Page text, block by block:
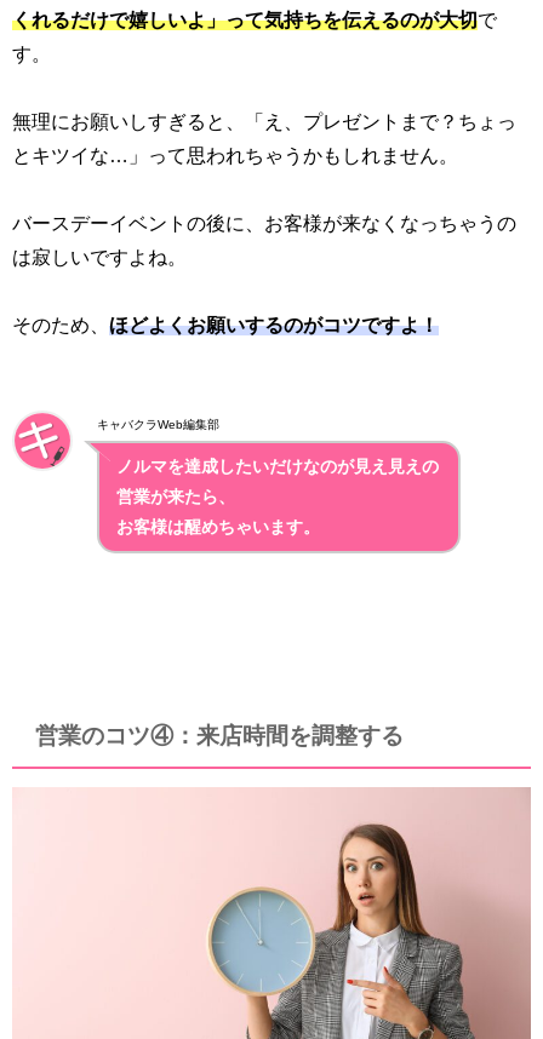
くれるだけで嬉しいよ」って気持ちを伝えるのが大切で
す。
無理にお願いしすぎると、「え、プレゼントまで？ちょっ
とキツイな…」って思われちゃうかもしれません。
バースデーイベントの後に、お客様が来なくなっちゃうの
は寂しいですよね。
そのため、 ほどよくお願いするのがコツですよ！
キャバクラWeb編集部
ノルマを達成したいだけなのが見え見えの
営業が来たら、
お客様は醒めちゃいます。
営業のコツ④：来店時間を調整する